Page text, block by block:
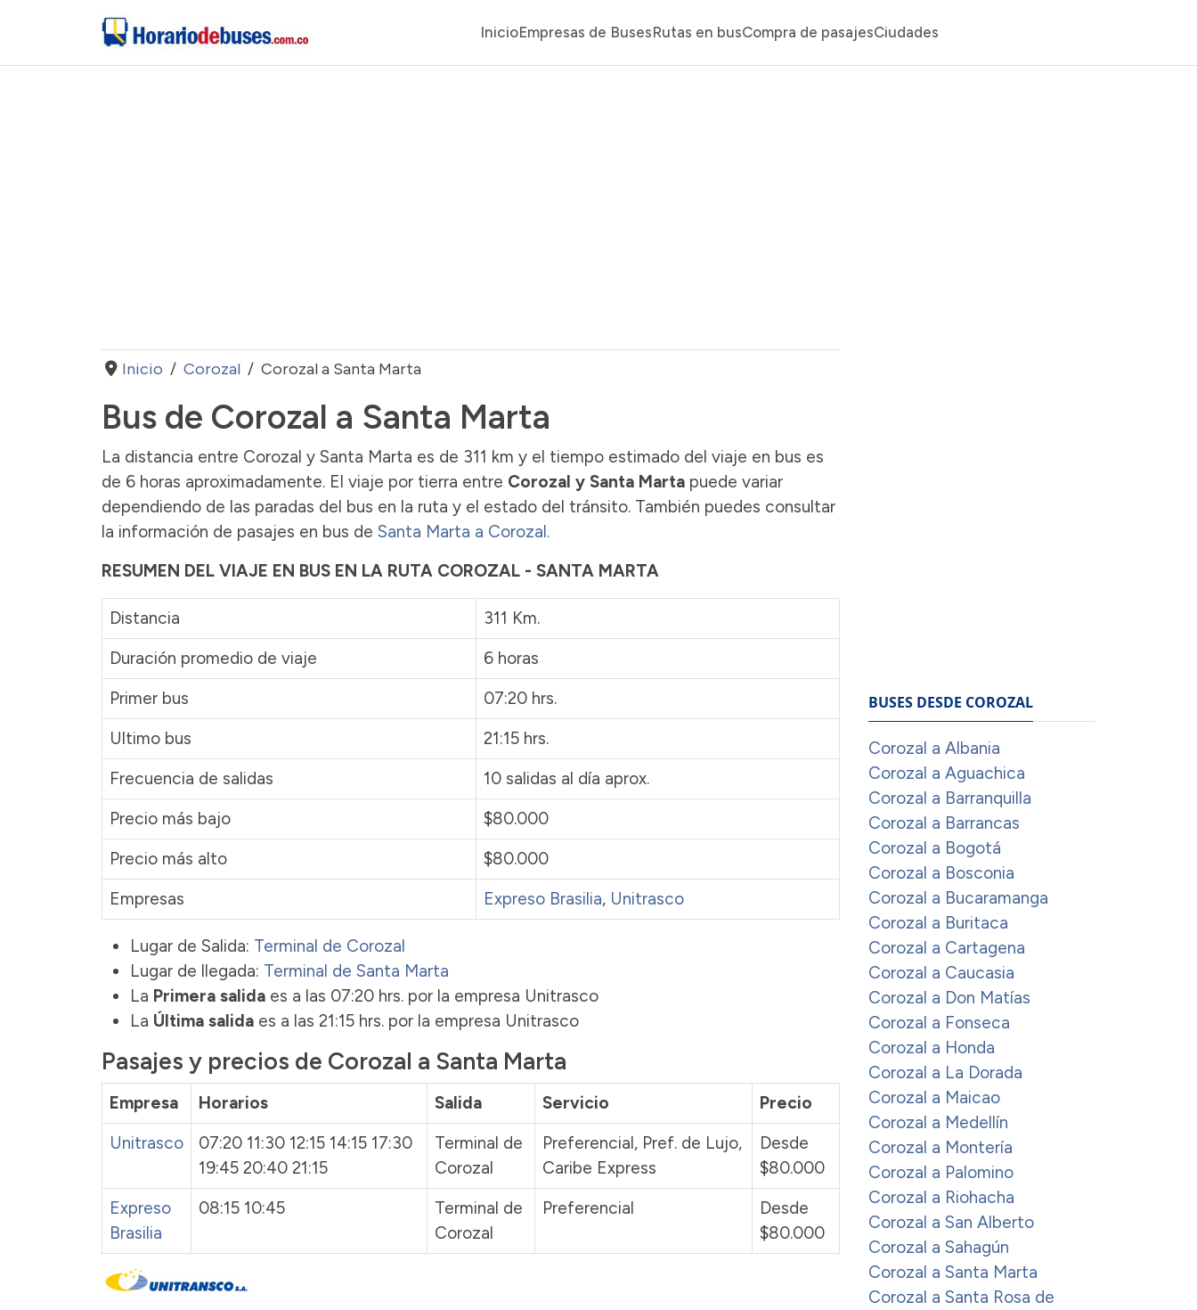
InicioEmpresas de BusesRutas en busCompra de pasajesCiudades
Inicio Corozal Corozal a Santa Marta
Bus de Corozal a Santa Marta
La distancia entre Corozal y Santa Marta es de 311 km y el tiempo estimado del viaje en bus es
de 6 horas aproximadamente. El viaje por tierra entre Corozal y Santa Marta puede variar
dependiendo de las paradas del bus en la ruta y el estado del tránsito. También puedes consultar
la información de pasajes en bus de Santa Marta a Corozal.
RESUMEN DEL VIAJE EN BUS EN LA RUTA COROZAL - SANTA MARTA
Distancia
311 Km.
Duración promedio de viaje
6 horas
Primer bus
07:20 hrs.
Ultimo bus
21:15 hrs.
Frecuencia de salidas
10 salidas al día aprox.
Precio más bajo
$80.000
Precio más alto
$80.000
Empresas
Expreso Brasilia, Unitrasco
Lugar de Salida: Terminal de Corozal
Lugar de llegada: Terminal de Santa Marta
La Primera salida es a las 07:20 hrs. por la empresa Unitrasco
La Última salida es a las 21:15 hrs. por la empresa Unitrasco
Pasajes y precios de Corozal a Santa Marta
Empresa Horarios Salida Servicio
Precio
Unitrasco
07:20 11:30 12:15 14:15 17:30
19:45 20:40 21:15
Terminal de
Corozal
Preferencial, Pref. de Lujo,
Caribe Express
Desde
$80.000
Expreso
Brasilia
08:15 10:45
Terminal de
Corozal
Preferencial
Desde
$80.000
BUSES DESDE COROZAL
Corozal a Albania
Corozal a Aguachica
Corozal a Barranquilla
Corozal a Barrancas
Corozal a Bogotá
Corozal a Bosconia
Corozal a Bucaramanga
Corozal a Buritaca
Corozal a Cartagena
Corozal a Caucasia
Corozal a Don Matías
Corozal a Fonseca
Corozal a Honda
Corozal a La Dorada
Corozal a Maicao
Corozal a Medellín
Corozal a Montería
Corozal a Palomino
Corozal a Riohacha
Corozal a San Alberto
Corozal a Sahagún
Corozal a Santa Marta
Corozal a Santa Rosa de